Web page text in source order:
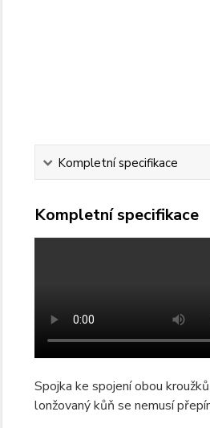
Kompletní specifikace
Kompletní specifikace
Spojka ke spojení obou
lonžovaný kůň se nemusí